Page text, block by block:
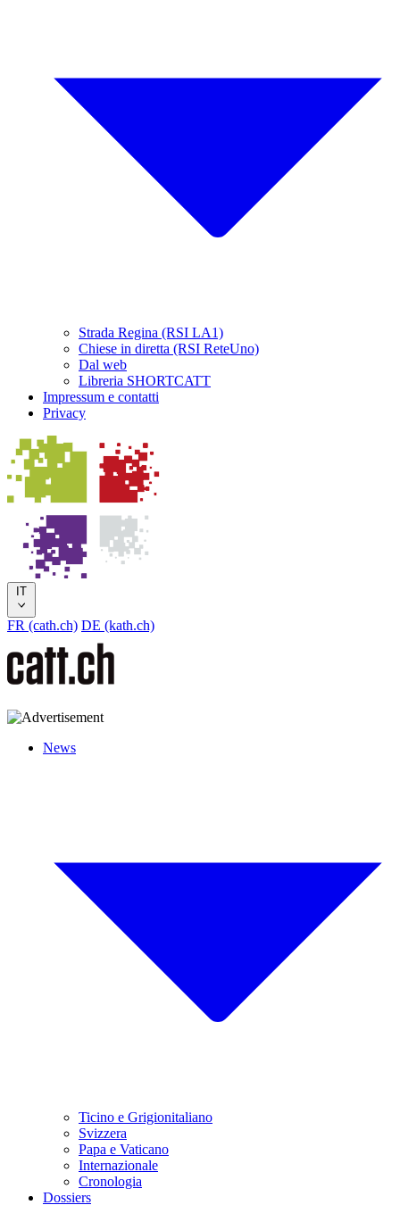
Strada Regina (RSI LA1)
Chiese in diretta (RSI ReteUno)
Dal web
Libreria SHORTCATT
Impressum e contatti
Privacy
IT
FR (cath.ch) DE (kath.ch)
News
Ticino e Grigionitaliano
Svizzera
Papa e Vaticano
Internazionale
Cronologia
Dossiers